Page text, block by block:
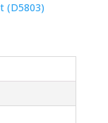
(D5803)